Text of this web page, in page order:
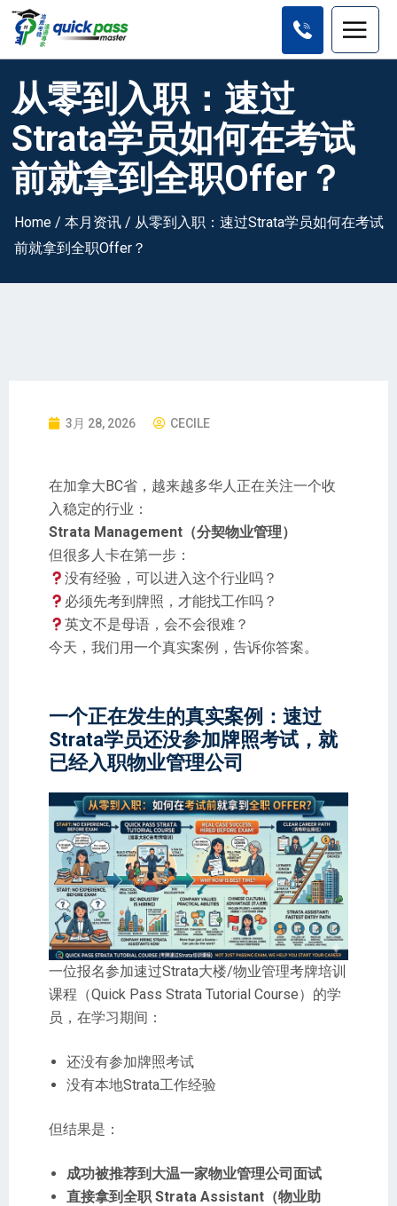
从零到入职：速过
Strata学员如何在考试
前就拿到全职Offer？
Home / 本月资讯 / 从零到入职：速过Strata学员如何在考试
前就拿到全职Offer？
3月 28, 2026 CECILE
在加拿大BC省，越来越多华人正在关注一个收
入稳定的行业：
Strata Management（分契物业管理）
但很多人卡在第一步：
没有经验，可以进入这个行业吗？
必须先考到牌照，才能找工作吗？
英文不是母语，会不会很难？
今天，我们用一个真实案例，告诉你答案。
一个正在发生的真实案例：速过
Strata学员还没参加牌照考试，就
已经入职物业管理公司
一位报名参加速过Strata大楼/物业管理考牌培训
课程（Quick Pass Strata Tutorial Course）的学
员，在学习期间：
还没有参加牌照考试
没有本地Strata工作经验
但结果是：
成功被推荐到大温一家物业管理公司面试
直接拿到全职 Strata Assistant（物业助